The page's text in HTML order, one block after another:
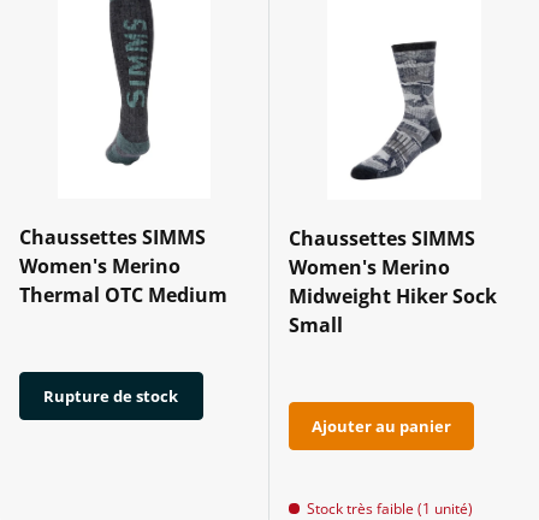
Chaussettes SIMMS
Women's Merino
Thermal OTC Medium
Rupture de stock
Chaussettes SIMMS
Women's Merino
Midweight Hiker Sock
Small
Ajouter au panier
Stock très faible (1 unité)